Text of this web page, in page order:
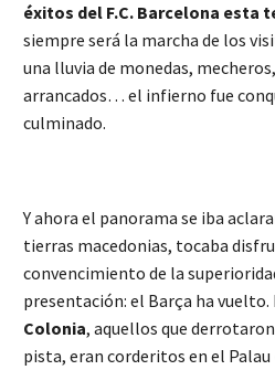
éxitos del F.C. Barcelona esta
siempre será la marcha de los
una lluvia de monedas,
arrancados… el infierno fue
culminado.
Y ahora el panorama se iba
tierras macedonias, tocaba
convencimiento de la
presentación: el Barça ha vuelto.
Colonia, aquellos que
pista, eran corderitos en el Palau